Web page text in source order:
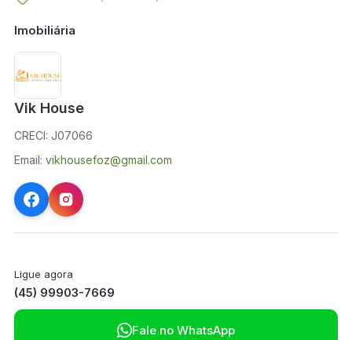
Imobiliária
Vik House
CRECI: J07066
Email: vikhousefoz@gmail.com
Ligue agora
(45) 99903-7669
Fale no WhatsApp